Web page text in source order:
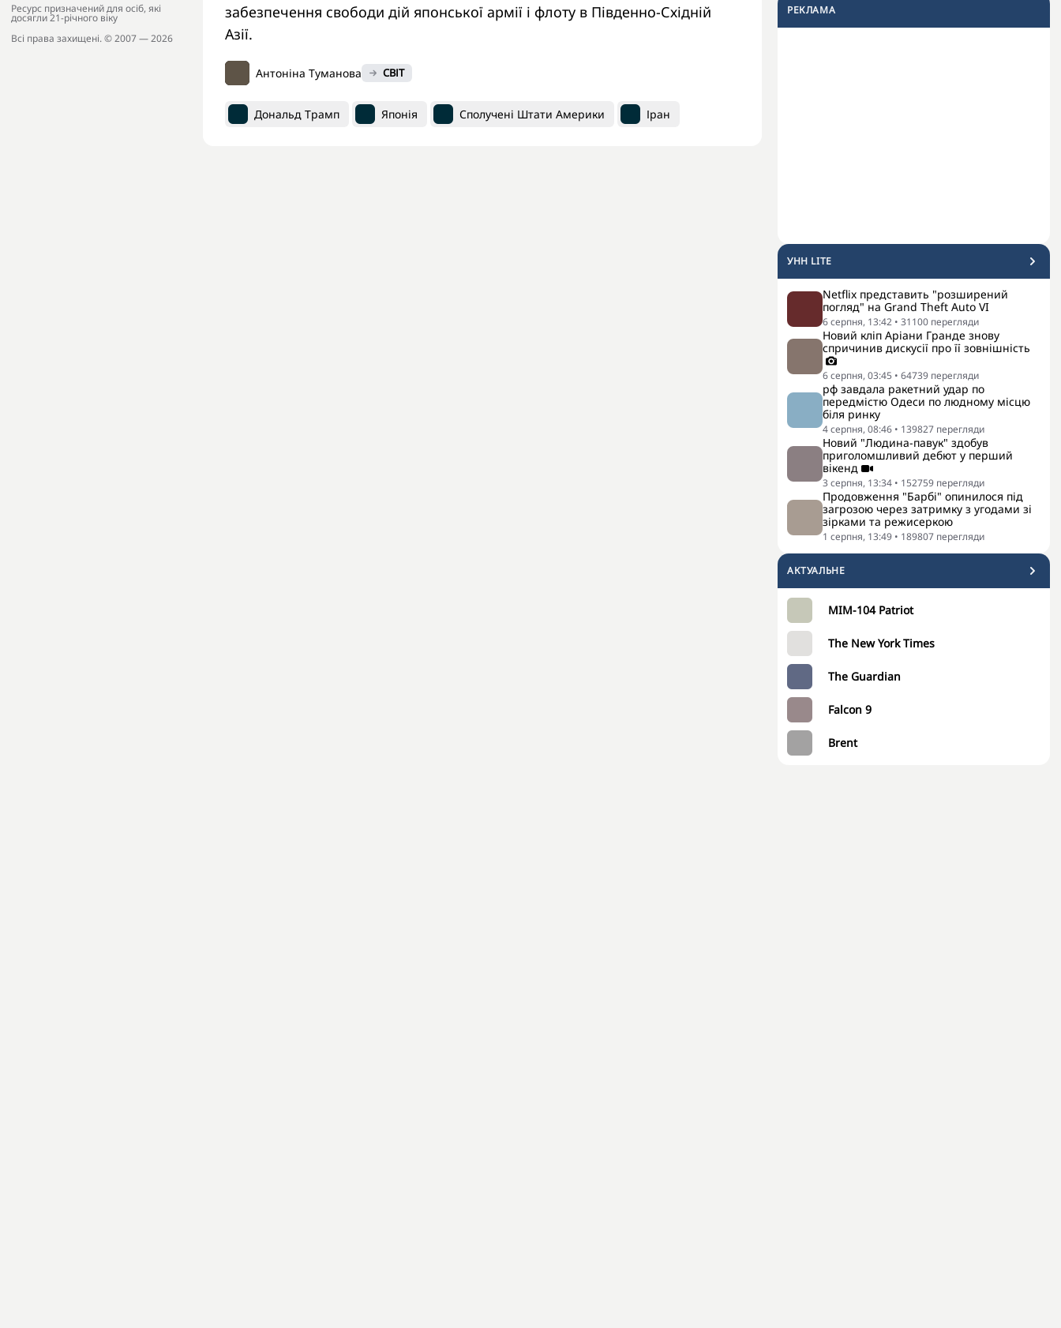
Ресурс призначений для осіб, які
досягли 21-річного віку
Всі права захищені. © 2007 — 2026
РЕКЛАМА
УНН LITE
Netflix представить "розширений
погляд" на Grand Theft Auto VI
6 серпня, 13:42 • 31100 перегляди
Новий кліп Аріани Гранде знову
спричинив дискусії про її зовнішність
6 серпня, 03:45 • 64739 перегляди
рф завдала ракетний удар по
передмістю Одеси по людному місцю
біля ринку
4 серпня, 08:46 • 139827 перегляди
Новий "Людина-павук" здобув
приголомшливий дебют у перший
вікенд
3 серпня, 13:34 • 152759 перегляди
Продовження "Барбі" опинилося під
загрозою через затримку з угодами зі
зірками та режисеркою
1 серпня, 13:49 • 189807 перегляди
АКТУАЛЬНЕ
MIM-104 Patriot
The New York Times
The Guardian
Falcon 9
Brent
забезпечення свободи дій японської армії і флоту в Південно-Східній
Азії.
Антоніна Туманова СВІТ
Дональд Трамп Японія Сполучені Штати Америки Іран